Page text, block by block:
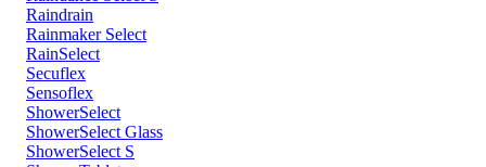
Raindrain
Rainmaker Select
RainSelect
Secuflex
Sensoflex
ShowerSelect
ShowerSelect Glass
ShowerSelect S